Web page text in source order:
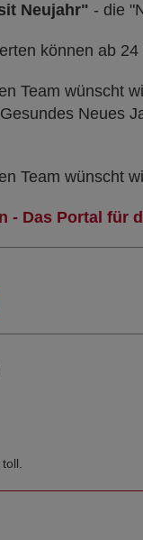
Neujahr" - die
können ab
Team wünscht
Neues
Team wünscht
- Das Portal für